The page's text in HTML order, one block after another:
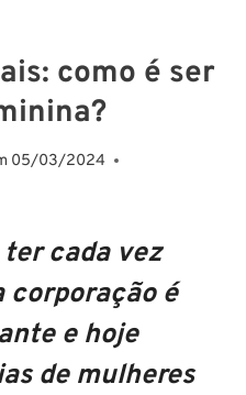
como é ser
05/03/2024
cada vez
corporação é
e hoje
de mulheres